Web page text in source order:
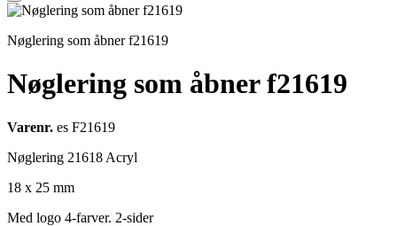
Nøglering som åbner f21619
Nøglering som åbner f21619
Varenr. es F21619
Nøglering 21618 Acryl
18 x 25 mm
Med logo 4-farver. 2-sider